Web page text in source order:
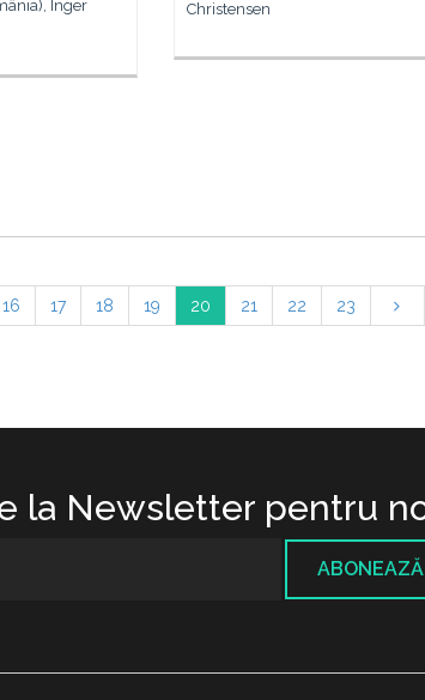
Christensen
Inger
16 17 18 19 20 21 22 23
la Newsletter pentru